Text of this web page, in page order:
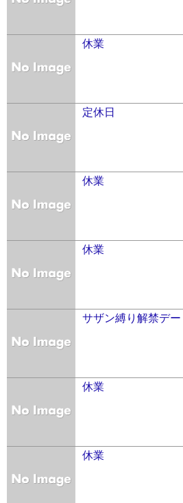
休業
定休日
休業
休業
サザン縛り解禁デー
休業
休業